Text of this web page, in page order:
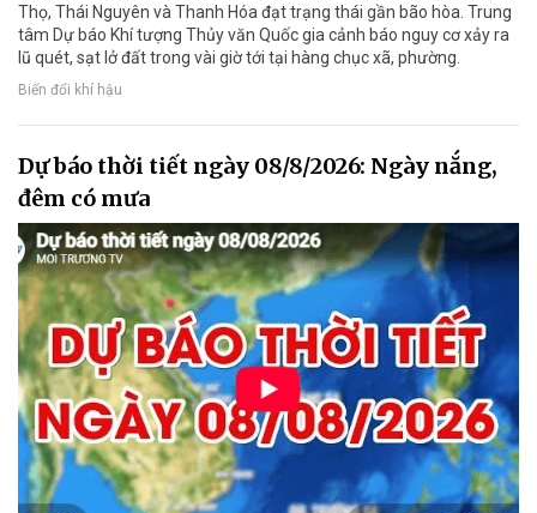
Thọ, Thái Nguyên và Thanh Hóa đạt trạng thái gần bão hòa. Trung
tâm Dự báo Khí tượng Thủy văn Quốc gia cảnh báo nguy cơ xảy ra
lũ quét, sạt lở đất trong vài giờ tới tại hàng chục xã, phường.
Biến đổi khí hậu
Dự báo thời tiết ngày 08/8/2026: Ngày nắng,
đêm có mưa